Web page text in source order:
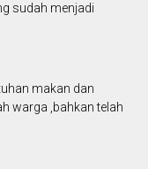
sudah menjadi
makan dan
warga ,bahkan telah